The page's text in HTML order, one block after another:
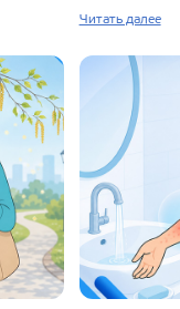
Читать далее